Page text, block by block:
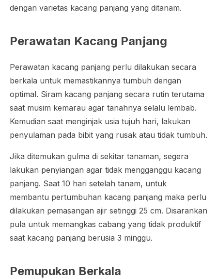
dengan varietas kacang panjang yang ditanam.
Perawatan Kacang Panjang
Perawatan kacang panjang perlu dilakukan secara
berkala untuk memastikannya tumbuh dengan
optimal. Siram kacang panjang secara rutin terutama
saat musim kemarau agar tanahnya selalu lembab.
Kemudian saat menginjak usia tujuh hari, lakukan
penyulaman pada bibit yang rusak atau tidak tumbuh.
Jika ditemukan gulma di sekitar tanaman, segera
lakukan penyiangan agar tidak mengganggu kacang
panjang. Saat 10 hari setelah tanam, untuk
membantu pertumbuhan kacang panjang maka perlu
dilakukan pemasangan ajir setinggi 25 cm. Disarankan
pula untuk memangkas cabang yang tidak produktif
saat kacang panjang berusia 3 minggu.
Pemupukan Berkala